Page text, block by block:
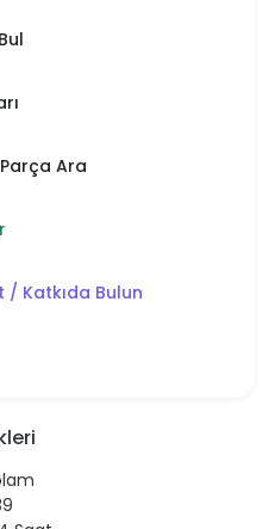
Ara
/ Katkıda Bulun